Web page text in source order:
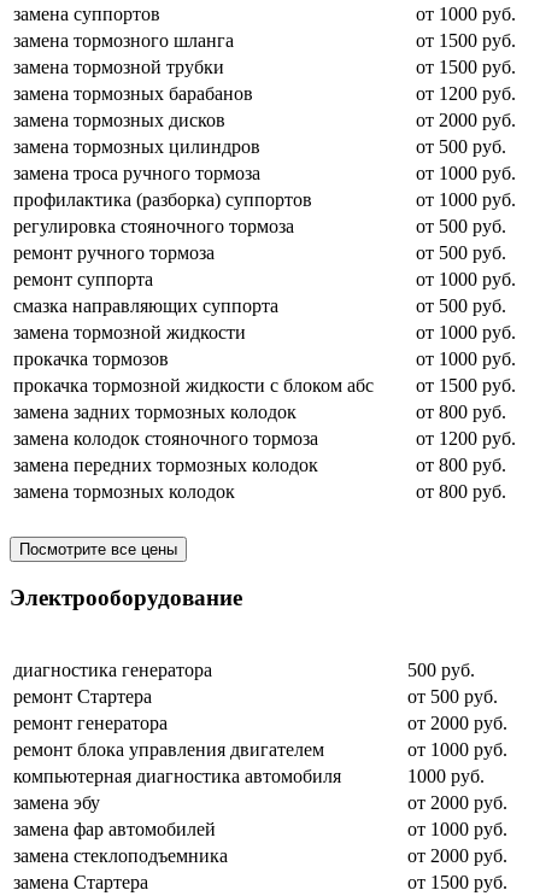
замена суппортов
от 1000 руб.
замена тормозного шланга
от 1500 руб.
замена тормозной трубки
от 1500 руб.
замена тормозных барабанов
от 1200 руб.
замена тормозных дисков
от 2000 руб.
замена тормозных цилиндров
от 500 руб.
замена троса ручного тормоза
от 1000 руб.
профилактика (разборка) суппортов
от 1000 руб.
регулировка стояночного тормоза
от 500 руб.
ремонт ручного тормоза
от 500 руб.
ремонт суппорта
от 1000 руб.
смазка направляющих суппорта
от 500 руб.
замена тормозной жидкости
от 1000 руб.
прокачка тормозов
от 1000 руб.
прокачка тормозной жидкости с блоком абс
от 1500 руб.
замена задних тормозных колодок
от 800 руб.
замена колодок стояночного тормоза
от 1200 руб.
замена передних тормозных колодок
от 800 руб.
замена тормозных колодок
от 800 руб.
Посмотрите все цены
Электрооборудование
диагностика генератора
500 руб.
ремонт Стартера
от 500 руб.
ремонт генератора
от 2000 руб.
ремонт блока управления двигателем
от 1000 руб.
компьютерная диагностика автомобиля
1000 руб.
замена эбу
от 2000 руб.
замена фар автомобилей
от 1000 руб.
замена стеклоподъемника
от 2000 руб.
замена Стартера
от 1500 руб.